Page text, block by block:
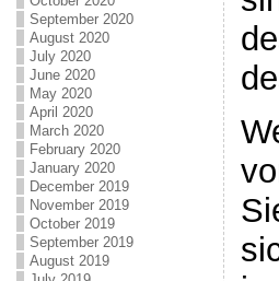
September 2020
August 2020
July 2020
June 2020
May 2020
April 2020
March 2020
February 2020
January 2020
December 2019
November 2019
October 2019
September 2019
August 2019